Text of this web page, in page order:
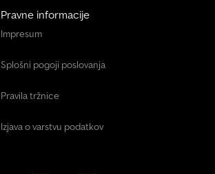
Pravne informacije
Impresum
Splošni pogoji poslovanja
Pravila tržnice
Izjava o varstvu podatkov